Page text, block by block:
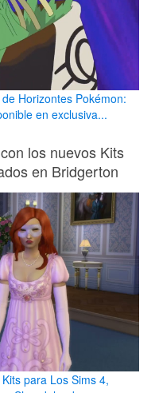
Horizontes Pokémon:
en exclusiva...
los nuevos Kits
en Bridgerton
para Los Sims 4,